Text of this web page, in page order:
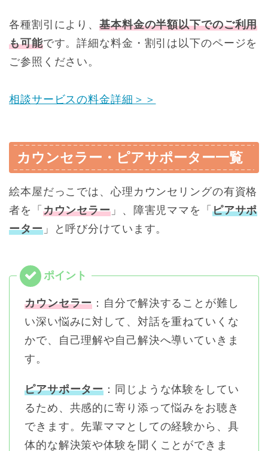
各種割引により、基本料金の半額以下でのご利用
も可能です。詳細な料金・割引は以下のページを
ご参照ください。
相談サービスの料金詳細＞＞
カウンセラー・ピアサポーター一覧
絵本屋だっこでは、心理カウンセリングの有資格
者を「 カウンセラー」、障害児ママを「 ピアサポ
ーター」と呼び分けています。
カウンセラー ：自分で解決することが難し
い深い悩みに対して、対話を重ねていくな
かで、自己理解や自己解決へ導いていきま
す。
ピアサポーター ：同じような体験をしてい
るため、共感的に寄り添って悩みをお聴き
できます。先輩ママとしての経験から、具
体的な解決策や体験を聞くことができま